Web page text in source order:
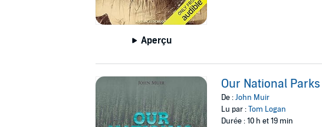
Aperçu
Our National Parks
De :John Muir
Lu par :Tom Logan
Durée : 10 h et 19 min